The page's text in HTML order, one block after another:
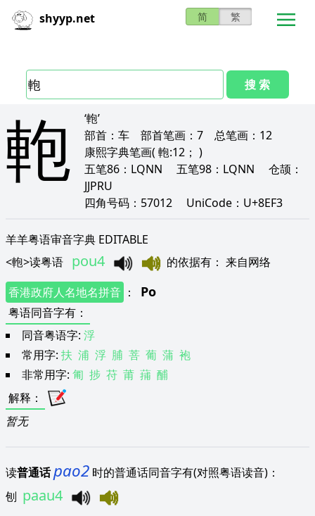
shyyp.net 简 繁
搜 索
軳
‘軳’
部首： 车 部首笔画： 7 总笔画： 12
康熙字典笔画( 軳:12； )
五笔86： LQNN 五笔98： LQNN 仓颉：
JJPRU
四角号码： 57012 UniCode： U+8EF3
羊羊粤语审音字典 EDITABLE
<軳>读粤语 pou4 的依据有 ： 来自网络
香港政府人名地名拼音 ： Po
粤语同音字有 ：
同音粤语字: 浮
常用字: 扶 浦 浮 脯 菩 葡 蒲 袍
非常用字: 匍 捗 苻 莆 蒱 酺
解释 ：
暂无
读普通话pao2 时的普通话同音字有(对照粤语读音)：
刨 paau4